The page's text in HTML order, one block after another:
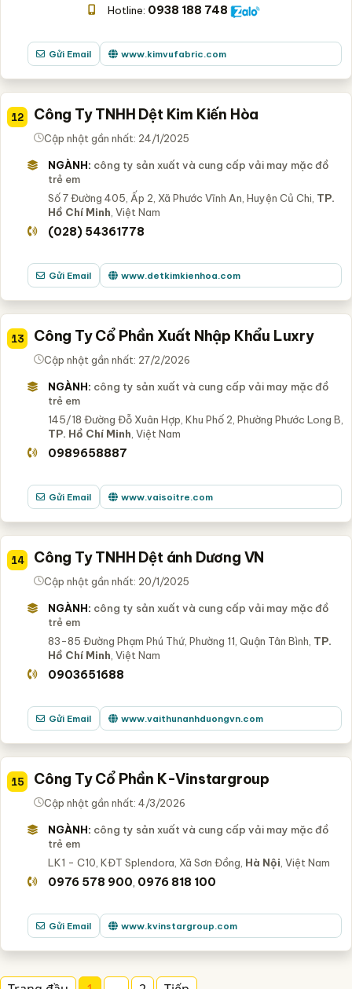
Hotline: 0938 188 748
Gửi Email www.kimvufabric.com
12 Công Ty TNHH Dệt Kim Kiến Hòa
Cập nhật gần nhất: 24/1/2025
NGÀNH: công ty sản xuất và cung cấp vải may mặc đồ
trẻ em
Số 7 Đường 405, Ấp 2, Xã Phước Vĩnh An, Huyện Củ Chi, TP.
Hồ Chí Minh , Việt Nam
(028) 54361778
Gửi Email www.detkimkienhoa.com
13 Công Ty Cổ Phần Xuất Nhập Khẩu Luxry
Cập nhật gần nhất: 27/2/2026
NGÀNH: công ty sản xuất và cung cấp vải may mặc đồ
trẻ em
145/18 Đường Đỗ Xuân Hợp, Khu Phố 2, Phường Phước Long B,
TP. Hồ Chí Minh , Việt Nam
0989658887
Gửi Email www.vaisoitre.com
14 Công Ty TNHH Dệt ánh Dương VN
Cập nhật gần nhất: 20/1/2025
NGÀNH: công ty sản xuất và cung cấp vải may mặc đồ
trẻ em
83-85 Đường Phạm Phú Thứ, Phường 11, Quận Tân Bình, TP.
Hồ Chí Minh , Việt Nam
0903651688
Gửi Email www.vaithunanhduongvn.com
15 Công Ty Cổ Phần K-Vinstargroup
Cập nhật gần nhất: 4/3/2026
NGÀNH: công ty sản xuất và cung cấp vải may mặc đồ
trẻ em
LK1 - C10, KĐT Splendora, Xã Sơn Đồng, Hà Nội , Việt Nam
0976 578 900 0976 818 100
Gửi Email www.kvinstargroup.com